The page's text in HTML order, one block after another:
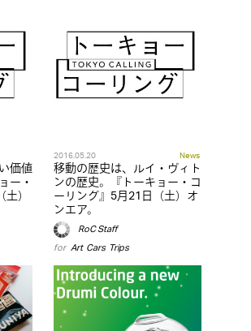
価値
ー・
）
2016.05.20 News
移動の歴史は、ルイ・ヴィト
ンの歴史。『トーキョー・コ
ーリング』5月21日（土）オ
ンエア。
RoC Staff
for Art,Cars, Trips